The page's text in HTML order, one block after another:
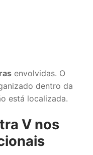
envolvidas. O
dentro da
está localizada.
V nos